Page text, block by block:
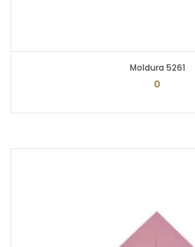
Moldura 5261
0